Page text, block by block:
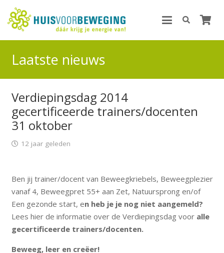
Laatste nieuws
Verdiepingsdag 2014
gecertificeerde trainers/docenten
31 oktober
12 jaar geleden
Ben jij trainer/docent van Beweegkriebels, Beweegplezier
vanaf 4, Beweegpret 55+ aan Zet, Natuursprong en/of
Een gezonde start, en heb je je nog niet aangemeld?
Lees hier de informatie over de Verdiepingsdag voor alle
gecertificeerde trainers/docenten.
Beweeg, leer en creëer!